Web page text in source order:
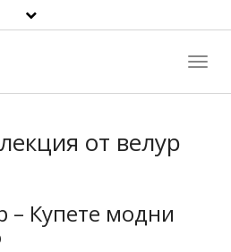
от велур
– Купете модни